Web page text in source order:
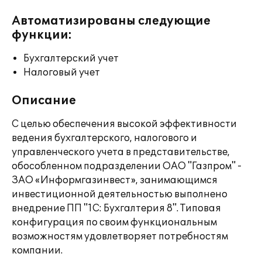
Автоматизированы следующие
функции:
Бухгалтерский учет
Налоговый учет
Описание
С целью обеспечения высокой эффективности
ведения бухгалтерского, налогового и
управленческого учета в представительстве,
обособленном подразделении ОАО "Газпром" -
ЗАО «Информгазинвест», занимающимся
инвестиционной деятельностью выполнено
внедрение ПП "1С: Бухгалтерия 8". Типовая
конфигурация по своим функциональным
возможностям удовлетворяет потребностям
компании.